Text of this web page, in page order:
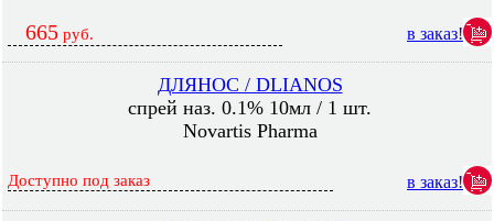
665 руб. в заказ!
ДЛЯНОС / DLIANOS
спрей наз. 0.1% 10мл / 1 шт.
Novartis Pharma
Доступно под заказ в заказ!